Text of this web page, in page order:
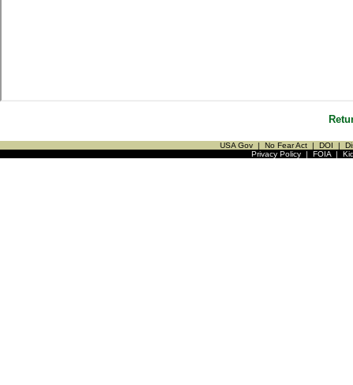
USA Gov | No Fear Act | DOI |
Privacy Policy| FOIA|